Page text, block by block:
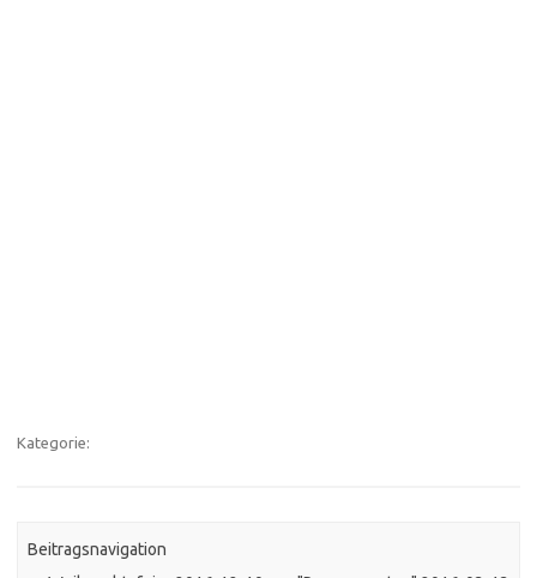
Kategorie:
Beitragsnavigation